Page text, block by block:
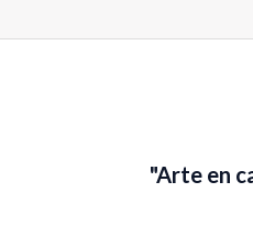
"Arte en